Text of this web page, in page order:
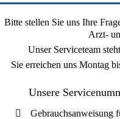
Bitte stellen Sie uns Ihre
Arzt-
Unser Serviceteam
Sie erreichen uns Montag
Unsere
Gebrauchsanweisung